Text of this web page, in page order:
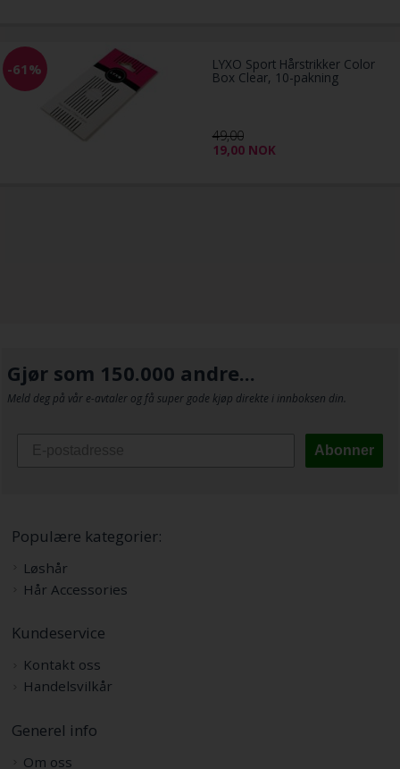
-61% LYXO Sport Hårstrikker Color
Box Clear, 10-pakning
49,00
19,00 NOK
Gjør som 150.000 andre...
Meld deg på vår e-avtaler og få super gode kjøp direkte i innboksen din.
Abonner
Populære kategorier:
Løshår
Hår Accessories
Kundeservice
Kontakt oss
Handelsvilkår
Generel info
Om oss